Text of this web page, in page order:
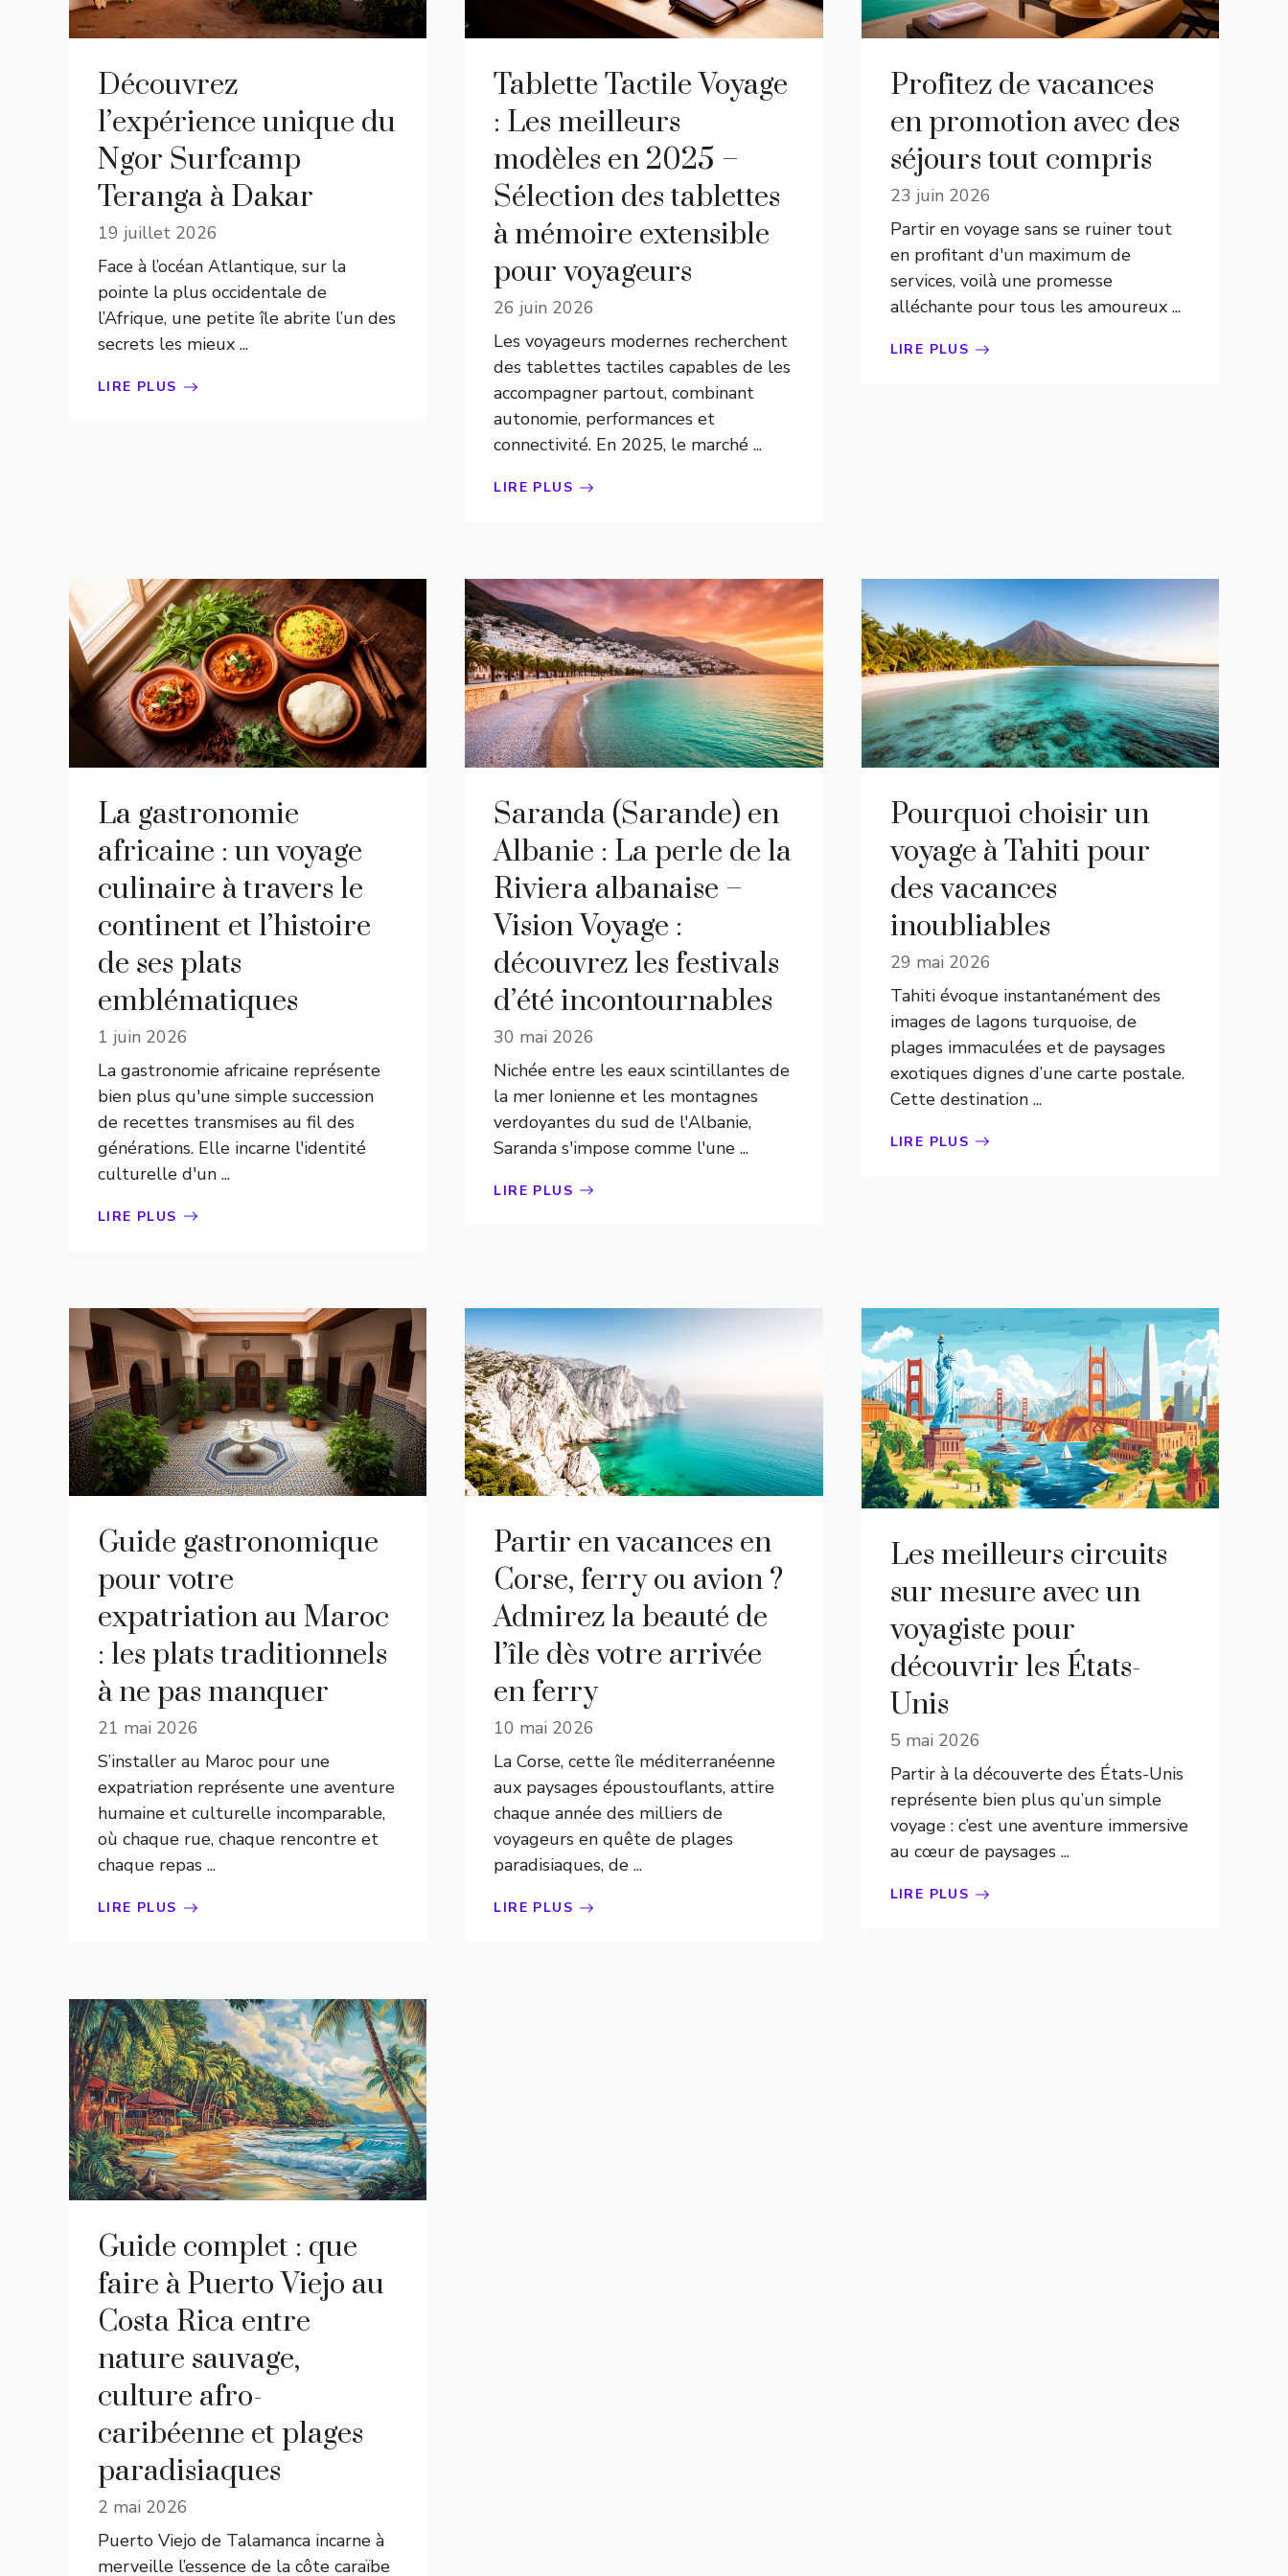
Découvrez
l’expérience unique du
Ngor Surfcamp
Teranga à Dakar
19 juillet 2026
Face à l’océan Atlantique, sur la
pointe la plus occidentale de
l’Afrique, une petite île abrite l’un des
secrets les mieux ...
LIRE PLUS
Tablette Tactile Voyage
: Les meilleurs
modèles en 2025 –
Sélection des tablettes
à mémoire extensible
pour voyageurs
26 juin 2026
Les voyageurs modernes recherchent
des tablettes tactiles capables de les
accompagner partout, combinant
autonomie, performances et
connectivité. En 2025, le marché ...
LIRE PLUS
Profitez de vacances
en promotion avec des
séjours tout compris
23 juin 2026
Partir en voyage sans se ruiner tout
en profitant d'un maximum de
services, voilà une promesse
alléchante pour tous les amoureux ...
LIRE PLUS
La gastronomie
africaine : un voyage
culinaire à travers le
continent et l’histoire
de ses plats
emblématiques
1 juin 2026
La gastronomie africaine représente
bien plus qu'une simple succession
de recettes transmises au fil des
générations. Elle incarne l'identité
culturelle d'un ...
LIRE PLUS
Saranda (Sarande) en
Albanie : La perle de la
Riviera albanaise –
Vision Voyage :
découvrez les festivals
d’été incontournables
30 mai 2026
Nichée entre les eaux scintillantes de
la mer Ionienne et les montagnes
verdoyantes du sud de l'Albanie,
Saranda s'impose comme l'une ...
LIRE PLUS
Pourquoi choisir un
voyage à Tahiti pour
des vacances
inoubliables
29 mai 2026
Tahiti évoque instantanément des
images de lagons turquoise, de
plages immaculées et de paysages
exotiques dignes d’une carte postale.
Cette destination ...
LIRE PLUS
Guide gastronomique
pour votre
expatriation au Maroc
: les plats traditionnels
à ne pas manquer
21 mai 2026
S’installer au Maroc pour une
expatriation représente une aventure
humaine et culturelle incomparable,
où chaque rue, chaque rencontre et
chaque repas ...
LIRE PLUS
Partir en vacances en
Corse, ferry ou avion ?
Admirez la beauté de
l’île dès votre arrivée
en ferry
10 mai 2026
La Corse, cette île méditerranéenne
aux paysages époustouflants, attire
chaque année des milliers de
voyageurs en quête de plages
paradisiaques, de ...
LIRE PLUS
Les meilleurs circuits
sur mesure avec un
voyagiste pour
découvrir les États-
Unis
5 mai 2026
Partir à la découverte des États-Unis
représente bien plus qu’un simple
voyage : c’est une aventure immersive
au cœur de paysages ...
LIRE PLUS
Guide complet : que
faire à Puerto Viejo au
Costa Rica entre
nature sauvage,
culture afro-
caribéenne et plages
paradisiaques
2 mai 2026
Puerto Viejo de Talamanca incarne à
merveille l’essence de la côte caraïbe